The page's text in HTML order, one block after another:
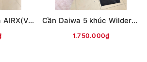
Cần 2 khúc Daiwa AIRX(Vân chéo nâu) Cần Daiwa 5 khúc Wilderness X 23(WD)
1.750.000₫